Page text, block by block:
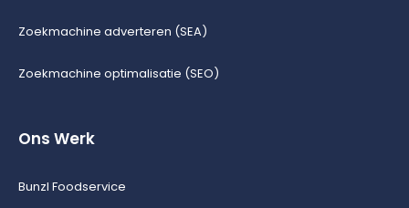
Zoekmachine adverteren (SEA)
Zoekmachine optimalisatie (SEO)
Ons Werk
Bunzl Foodservice